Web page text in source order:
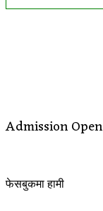
Admission Open
फेसबुकमा हामी